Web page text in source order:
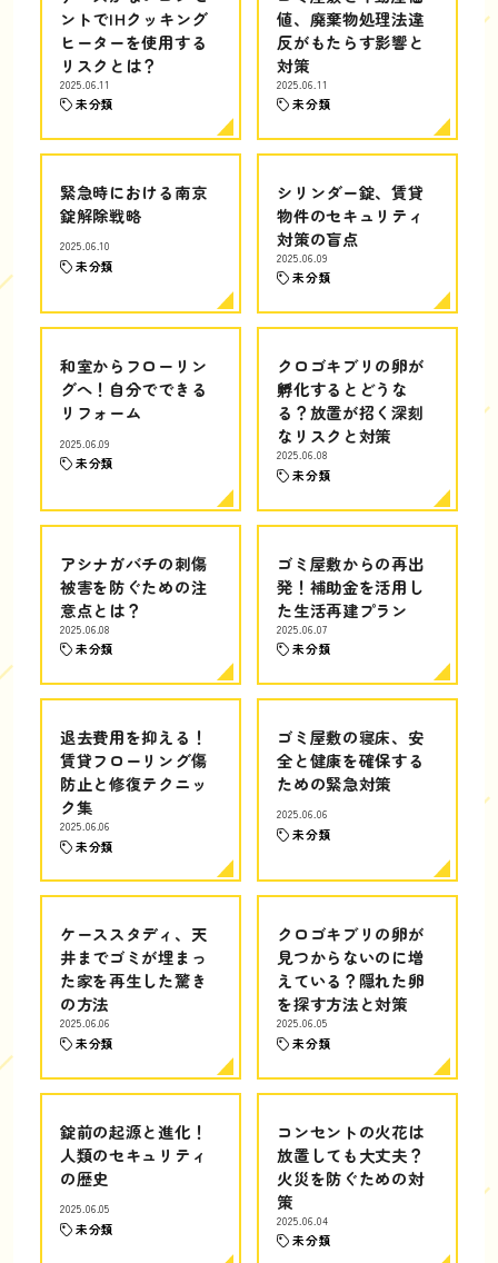
ントでIHクッキング
ヒーターを使用する
リスクとは？
2025.06.11
未分類
値、廃棄物処理法違
反がもたらす影響と
対策
2025.06.11
未分類
緊急時における南京
錠解除戦略
2025.06.10
未分類
シリンダー錠、賃貸
物件のセキュリティ
対策の盲点
2025.06.09
未分類
和室からフローリン
グへ！自分でできる
リフォーム
2025.06.09
未分類
クロゴキブリの卵が
孵化するとどうな
る？放置が招く深刻
なリスクと対策
2025.06.08
未分類
アシナガバチの刺傷
被害を防ぐための注
意点とは？
2025.06.08
未分類
ゴミ屋敷からの再出
発！補助金を活用し
た生活再建プラン
2025.06.07
未分類
退去費用を抑える！
賃貸フローリング傷
防止と修復テクニッ
ク集
2025.06.06
未分類
ゴミ屋敷の寝床、安
全と健康を確保する
ための緊急対策
2025.06.06
未分類
ケーススタディ、天
井までゴミが埋まっ
た家を再生した驚き
の方法
2025.06.06
未分類
クロゴキブリの卵が
見つからないのに増
えている？隠れた卵
を探す方法と対策
2025.06.05
未分類
錠前の起源と進化！
人類のセキュリティ
の歴史
2025.06.05
未分類
コンセントの火花は
放置しても大丈夫？
火災を防ぐための対
策
2025.06.04
未分類